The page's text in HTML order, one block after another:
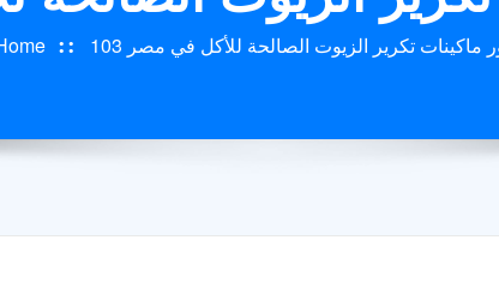
ماكينات تكرير الزيوت الصالحة للأكل في مصر